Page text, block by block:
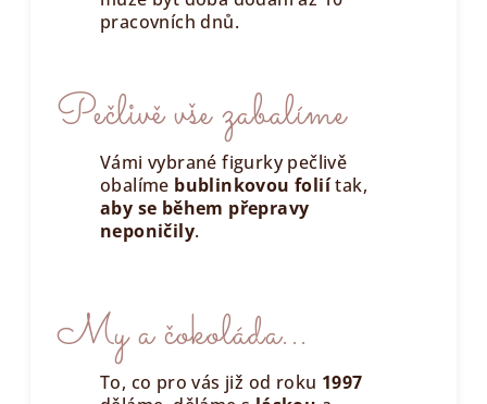
pracovních dnů.
Pečlivě vše zabalíme
Vámi vybrané figurky pečlivě
obalíme bublinkovou foliítak,
aby se během přepravy
neponičily.
My a čokoláda...
To, co pro vás již od roku 1997